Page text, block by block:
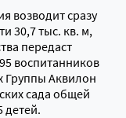
возводит сразу
30,7 тыс. кв. м,
передаст
воспитанников
Группы Аквилон
сада общей
детей.